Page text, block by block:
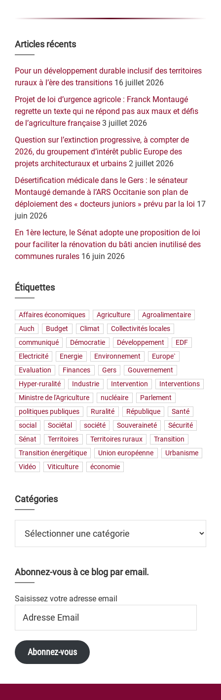
Barre
latérale
principale
Articles récents
Pour un développement durable inclusif des territoires
ruraux à l’ère des transitions 16 juillet 2026
Projet de loi d’urgence agricole : Franck Montaugé
regrette un texte qui ne répond pas aux maux et défis
de l’agriculture française 3 juillet 2026
Question sur l’extinction progressive, à compter de
2026, du groupement d’intérêt public Europe des
projets architecturaux et urbains 2 juillet 2026
Désertification médicale dans le Gers : le sénateur
Montaugé demande à l’ARS Occitanie son plan de
déploiement des « docteurs juniors » prévu par la loi 17
juin 2026
En 1ère lecture, le Sénat adopte une proposition de loi
pour faciliter la rénovation du bâti ancien inutilisé des
communes rurales 16 juin 2026
Étiquettes
Affaires économiques Agriculture
Agroalimentaire
Auch
Budget Climat
Collectivités locales
communiqué
Démocratie Développement
EDF
Electricité
Energie Environnement
Europe`
Evaluation
Finances Gers
Gouvernement
Hyper-ruralité
Industrie Intervention
Interventions
Ministre de l'Agriculture
nucléaire
Parlement
politiques publiques
Ruralité République
Santé
social
Sociétal société Souveraineté
Sécurité
Sénat
Territoires Territoires ruraux
Transition
Transition énergétique
Union européenne
Urbanisme
Vidéo
Viticulture économie
Catégories
Abonnez-vous à ce blog par email.
Saisissez votre adresse email
Email
Abonnez-vous